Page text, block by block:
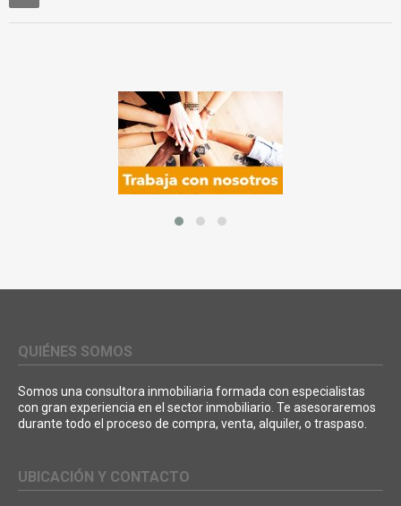
QUIÉNES SOMOS
Somos una consultora inmobiliaria formada con especialistas
con gran experiencia en el sector inmobiliario. Te asesoraremos
durante todo el proceso de compra, venta, alquiler, o traspaso.